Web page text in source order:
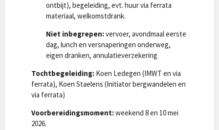
ontbijt), begeleiding, evt. huur via ferrata
materiaal, welkomstdrank.
Niet inbegrepen:vervoer, avondmaal eerste
dag, lunch en versnaperingen onderweg,
eigen dranken, annulatieverzekering
Tochtbegeleiding: Koen Ledegen (IMWT en via
ferrata), Koen Staelens (Initiator bergwandelen en
via ferrata)
Voorbereidingsmoment:weekend 8 en 10 mei
2026.